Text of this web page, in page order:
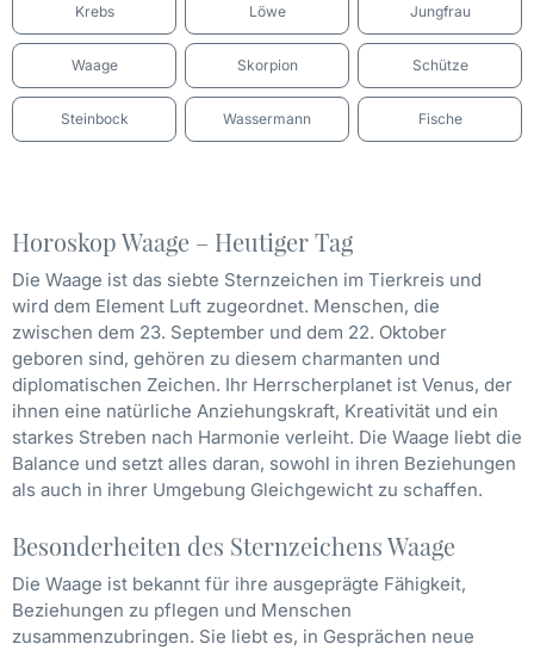
Krebs Löwe Jungfrau
Waage Skorpion Schütze
Steinbock Wassermann Fische
Horoskop Waage – Heutiger Tag
Die Waage ist das siebte Sternzeichen im Tierkreis und
wird dem Element Luft zugeordnet. Menschen, die
zwischen dem 23. September und dem 22. Oktober
geboren sind, gehören zu diesem charmanten und
diplomatischen Zeichen. Ihr Herrscherplanet ist Venus, der
ihnen eine natürliche Anziehungskraft, Kreativität und ein
starkes Streben nach Harmonie verleiht. Die Waage liebt die
Balance und setzt alles daran, sowohl in ihren Beziehungen
als auch in ihrer Umgebung Gleichgewicht zu schaffen.
Besonderheiten des Sternzeichens Waage
Die Waage ist bekannt für ihre ausgeprägte Fähigkeit,
Beziehungen zu pflegen und Menschen
zusammenzubringen. Sie liebt es, in Gesprächen neue